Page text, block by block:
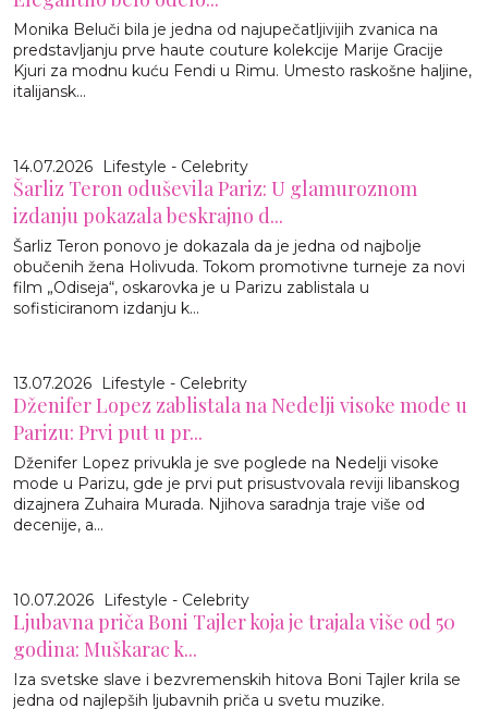
Monika Beluči bila je jedna od najupečatljivijih zvanica na
predstavljanju prve haute couture kolekcije Marije Gracije
Kjuri za modnu kuću Fendi u Rimu. Umesto raskošne haljine,
italijansk...
14.07.2026 Lifestyle - Celebrity
Šarliz Teron oduševila Pariz: U glamuroznom
izdanju pokazala beskrajno d...
Šarliz Teron ponovo je dokazala da je jedna od najbolje
obučenih žena Holivuda. Tokom promotivne turneje za novi
film „Odiseja“, oskarovka je u Parizu zablistala u
sofisticiranom izdanju k...
13.07.2026 Lifestyle - Celebrity
Dženifer Lopez zablistala na Nedelji visoke mode u
Parizu: Prvi put u pr...
Dženifer Lopez privukla je sve poglede na Nedelji visoke
mode u Parizu, gde je prvi put prisustvovala reviji libanskog
dizajnera Zuhaira Murada. Njihova saradnja traje više od
decenije, a...
10.07.2026 Lifestyle - Celebrity
Ljubavna priča Boni Tajler koja je trajala više od 50
godina: Muškarac k...
Iza svetske slave i bezvremenskih hitova Boni Tajler krila se
jedna od najlepših ljubavnih priča u svetu muzike.